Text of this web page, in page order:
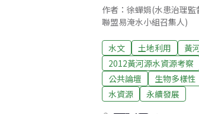
作者：徐蟬娟(水患治理監
聯盟易淹水小組召集人)
水文 土地利用
黃
2012黃河源水資源考察
公共論壇
生物多樣性
水資源
永續發展